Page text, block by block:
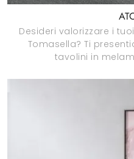
Desideri valorizzare i
Tomasella? Ti
tavolini in